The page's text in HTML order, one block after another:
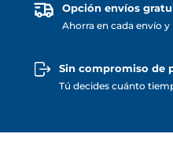
Opción envíos
Ahorra en cada envío
Sin compromiso de
Tú decides cuánto